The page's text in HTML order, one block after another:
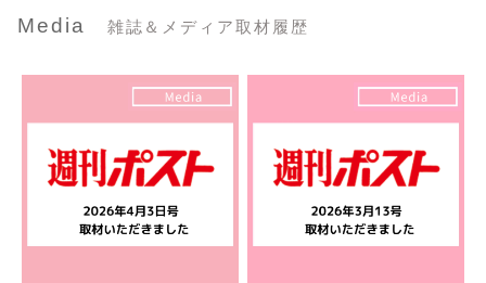
Media 雑誌＆メディア取材履歴